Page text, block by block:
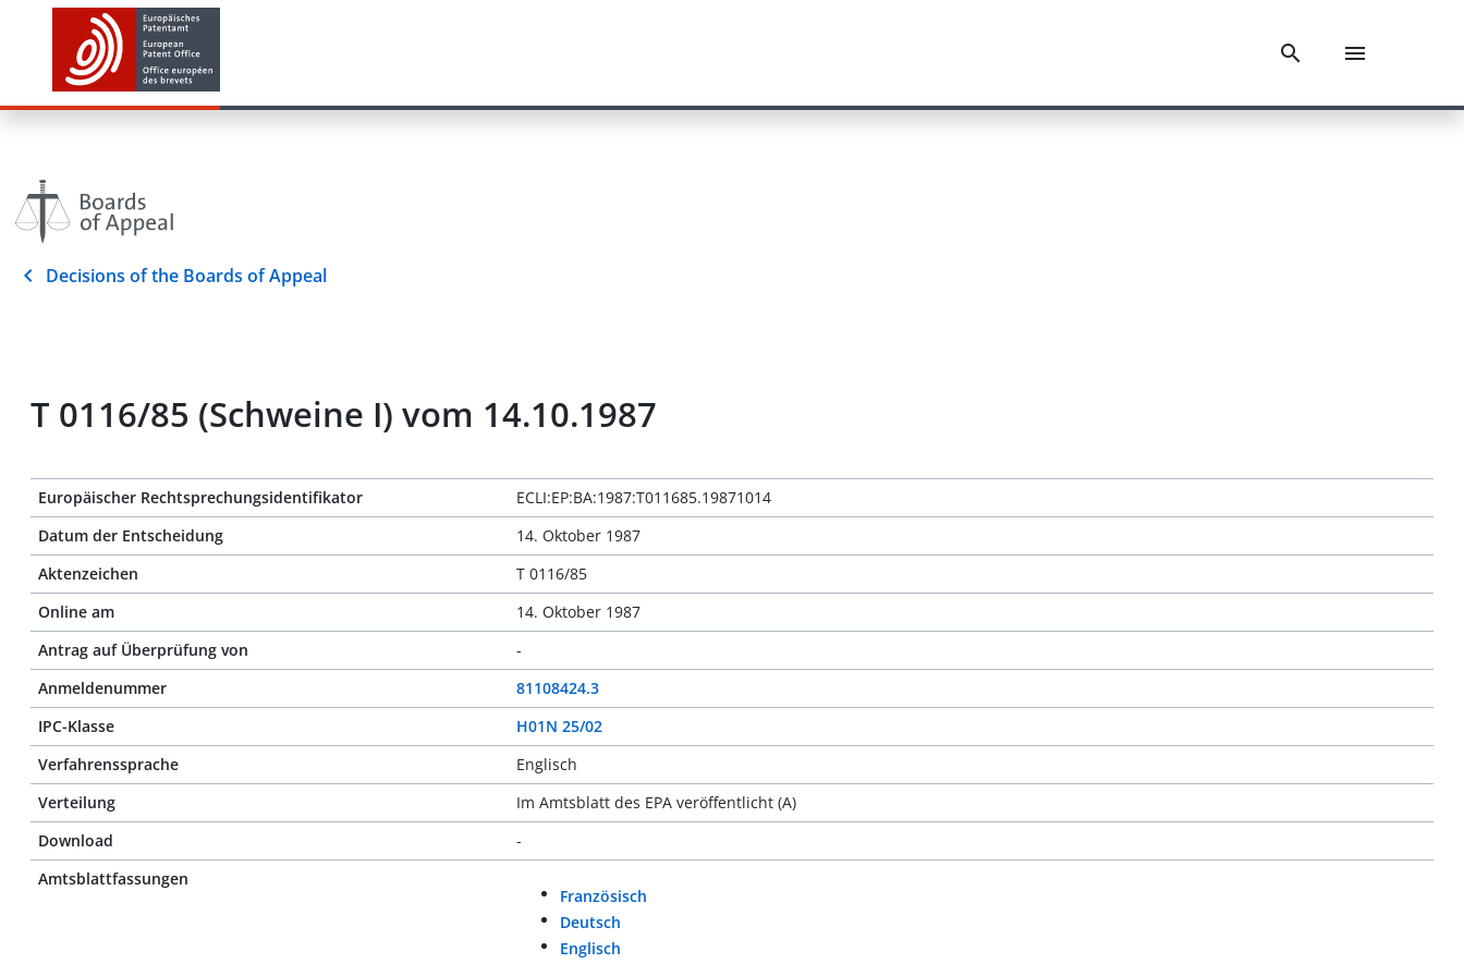
Decisions of the Boards of Appeal
T 0116/85 (Schweine I) vom 14.10.1987
Europäischer Rechtsprechungsidentifikator
ECLI:EP:BA:1987:T011685.19871014
Datum der Entscheidung
14. Oktober 1987
Aktenzeichen
T 0116/85
Online am
14. Oktober 1987
Antrag auf Überprüfung von
-
Anmeldenummer
81108424.3
IPC-Klasse
H01N 25/02
Verfahrenssprache
Englisch
Verteilung
Im Amtsblatt des EPA veröffentlicht (A)
Download
-
Amtsblattfassungen
Französisch
Deutsch
Englisch